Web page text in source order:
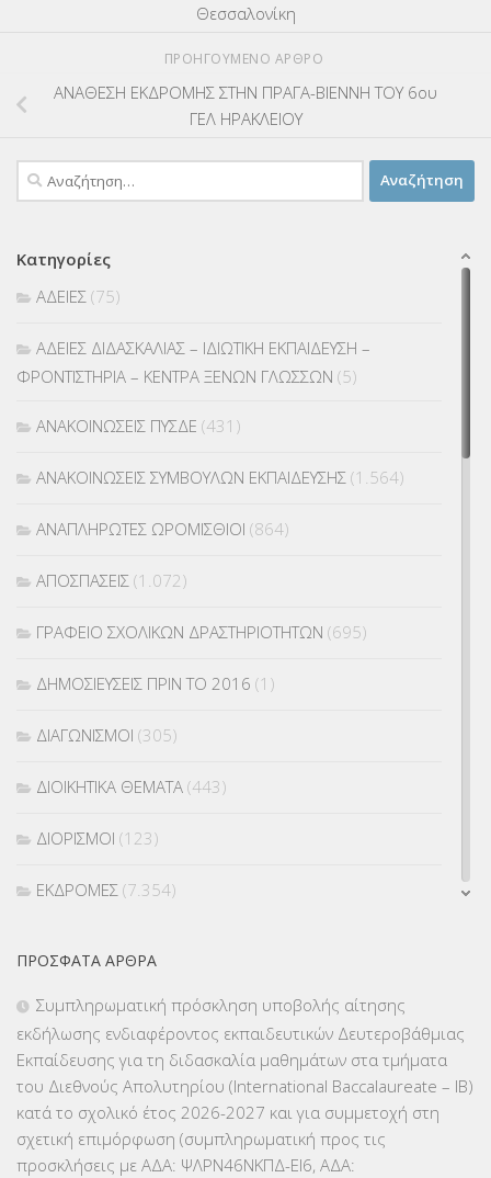
Θεσσαλονίκη
ΠΡΟΗΓΟΎΜΕΝΟ ΆΡΘΡΟ
ΑΝΑΘΕΣΗ ΕΚΔΡΟΜΗΣ ΣΤΗΝ ΠΡΑΓΑ-ΒΙΕΝΝΗ ΤΟΥ 6ου
ΓΕΛ ΗΡΑΚΛΕΙΟΥ
Αναζήτηση
για:
Κατηγορίες
ΑΔΕΙΕΣ (75)
ΑΔΕΙΕΣ ΔΙΔΑΣΚΑΛΙΑΣ – ΙΔΙΩΤΙΚΗ ΕΚΠΑΙΔΕΥΣΗ –
ΦΡΟΝΤΙΣΤΗΡΙΑ – ΚΕΝΤΡΑ ΞΕΝΩΝ ΓΛΩΣΣΩΝ (5)
ΑΝΑΚΟΙΝΩΣΕΙΣ ΠΥΣΔΕ (431)
ΑΝΑΚΟΙΝΩΣΕΙΣ ΣΥΜΒΟΥΛΩΝ ΕΚΠΑΙΔΕΥΣΗΣ (1.564)
ΑΝΑΠΛΗΡΩΤΕΣ ΩΡΟΜΙΣΘΙΟΙ (864)
ΑΠΟΣΠΑΣΕΙΣ (1.072)
ΓΡΑΦΕΙΟ ΣΧΟΛΙΚΩΝ ΔΡΑΣΤΗΡΙΟΤΗΤΩΝ (695)
ΔΗΜΟΣΙΕΥΣΕΙΣ ΠΡΙΝ ΤΟ 2016 (1)
ΔΙΑΓΩΝΙΣΜΟΙ (305)
ΔΙΟΙΚΗΤΙΚΑ ΘΕΜΑΤΑ (443)
ΔΙΟΡΙΣΜΟΙ (123)
ΕΚΔΡΟΜΕΣ (7.354)
ΕΠΙΜΟΡΦΩΣΗ Τ.Π.Ε.(10)
ΕΥΡΩΠΑΪΚΑ ΠΡΟΓΡΑΜΜΑΤΑ(230)
ΚΕΣΥ (60)
ΠΡΌΣΦΑΤΑ ΆΡΘΡΑ
Συμπληρωματική πρόσκληση υποβολής αίτησης
εκδήλωσης ενδιαφέροντος εκπαιδευτικών Δευτεροβάθμιας
Εκπαίδευσης για τη διδασκαλία μαθημάτων στα τμήματα
του Διεθνούς Απολυτηρίου (International Baccalaureate – IB)
κατά το σχολικό έτος 2026-2027 και για συμμετοχή στη
σχετική επιμόρφωση (συμπληρωματική προς τις
προσκλήσεις με ΑΔΑ: ΨΛΡΝ46ΝΚΠΔ-ΕΙ6, ΑΔΑ: